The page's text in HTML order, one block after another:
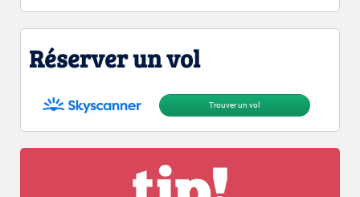
Réserver un vol
Trouver un vol